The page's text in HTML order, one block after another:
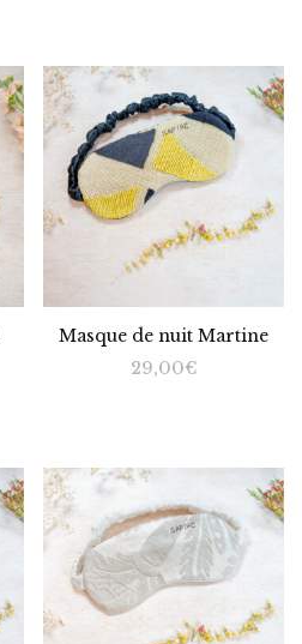
Masque de nuit Martine
29,00€